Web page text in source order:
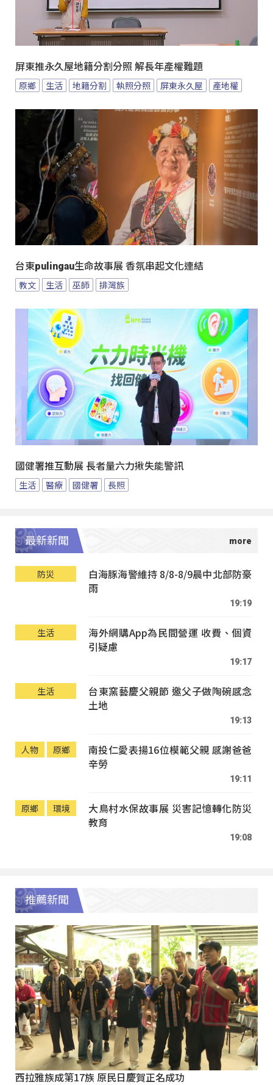
屏東推永久屋地籍分割分照 解長年產權難題
原鄉 生活 地籍分割 執照分照 屏東永久屋 產地權
台東pulingau生命故事展 香氛串起文化連結
教文 生活 巫師 排灣族
國健署推互動展 長者量六力揪失能警訊
生活 醫療 國健署 長照
最新新聞
防災
白海豚海警維持 8/8-8/9晨中北部防豪
雨
19:19
生活
海外網購App為民間營運 收費、個資
引疑慮
19:17
生活
台東窯藝慶父親節 邀父子做陶碗感念
土地
19:13
人物 原鄉
南投仁愛表揚16位模範父親 感謝爸爸
辛勞
19:11
原鄉 環境
大鳥村水保故事展 災害記憶轉化防災
教育
19:08
推薦新聞
西拉雅族成第17族 原民日慶賀正名成功